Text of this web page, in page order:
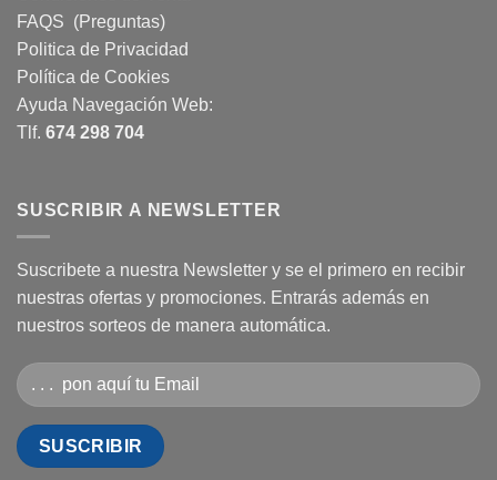
FAQS (Preguntas)
Politica de Privacidad
Política de Cookies
Ayuda Navegación Web:
Tlf. 674 298 704
SUSCRIBIR A NEWSLETTER
Suscribete a nuestra Newsletter y se el primero en recibir
nuestras ofertas y promociones. Entrarás además en
nuestros sorteos de manera automática.